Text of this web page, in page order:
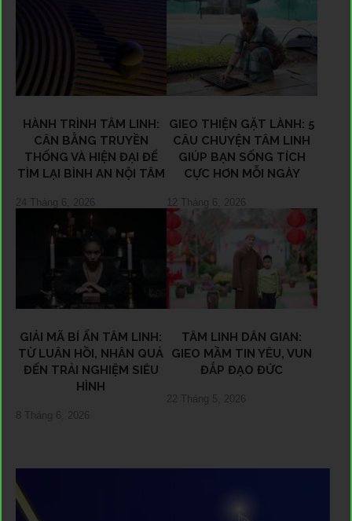
HÀNH TRÌNH TÂM LINH:
CÂN BẰNG TRUYỀN
THỐNG VÀ HIỆN ĐẠI ĐỂ
TÌM LẠI BÌNH AN NỘI TÂM
24 Tháng 6, 2026
GIEO THIỆN GẶT LÀNH: 5
CÂU CHUYỆN TÂM LINH
GIÚP BẠN SỐNG TÍCH
CỰC HƠN MỖI NGÀY
12 Tháng 6, 2026
GIẢI MÃ BÍ ẨN TÂM LINH:
TỪ LUÂN HỒI, NHÂN QUẢ
ĐẾN TRẢI NGHIỆM SIÊU
HÌNH
8 Tháng 6, 2026
TÂM LINH DÂN GIAN:
GIEO MẦM TIN YÊU, VUN
ĐẮP ĐẠO ĐỨC
22 Tháng 5, 2026